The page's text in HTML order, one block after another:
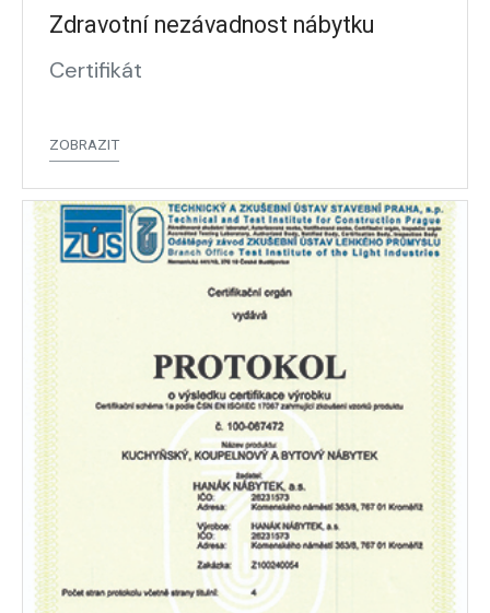
Zdravotní nezávadnost nábytku
Certifikát
ZOBRAZIT